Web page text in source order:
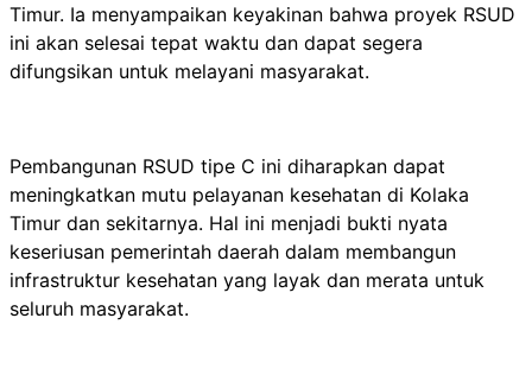
Timur. Ia menyampaikan keyakinan bahwa proyek RSUD
ini akan selesai tepat waktu dan dapat segera
difungsikan untuk melayani masyarakat.
Pembangunan RSUD tipe C ini diharapkan dapat
meningkatkan mutu pelayanan kesehatan di Kolaka
Timur dan sekitarnya. Hal ini menjadi bukti nyata
keseriusan pemerintah daerah dalam membangun
infrastruktur kesehatan yang layak dan merata untuk
seluruh masyarakat.